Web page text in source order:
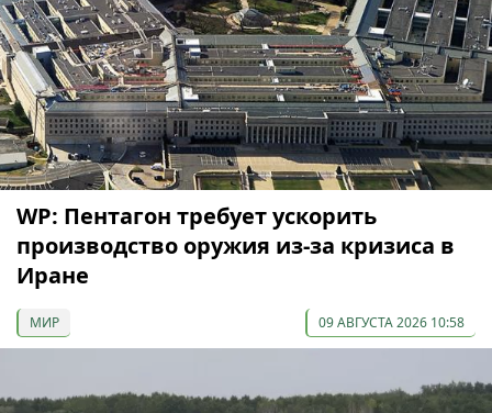
WP: Пентагон требует ускорить
производство оружия из-за кризиса в
Иране
МИР 09 АВГУСТА 2026 10:58